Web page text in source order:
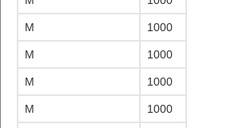
M 1000
M 1000
M 1000
M 1000